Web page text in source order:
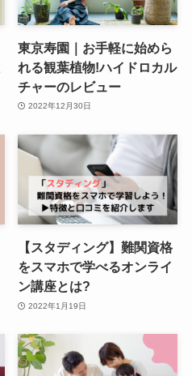
東京寿園｜お手軽に始めら
れる観葉植物!ハイドロカル
チャーのレビュー
2022年12月30日
【スタディング】難関資格
をスマホで学べるオンライ
ン講座とは?
2022年1月19日